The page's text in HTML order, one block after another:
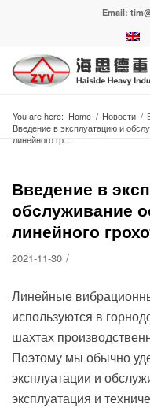
Email:
You are here: Home / Новости /
Введение в эксплуатацию и
линейного гр...
Введение в
обслуживание
линейного
2021-11-30 /
Линейные
используются в
шахтах
Поэтому мы обычно
эксплуатации и
эксплуатация и